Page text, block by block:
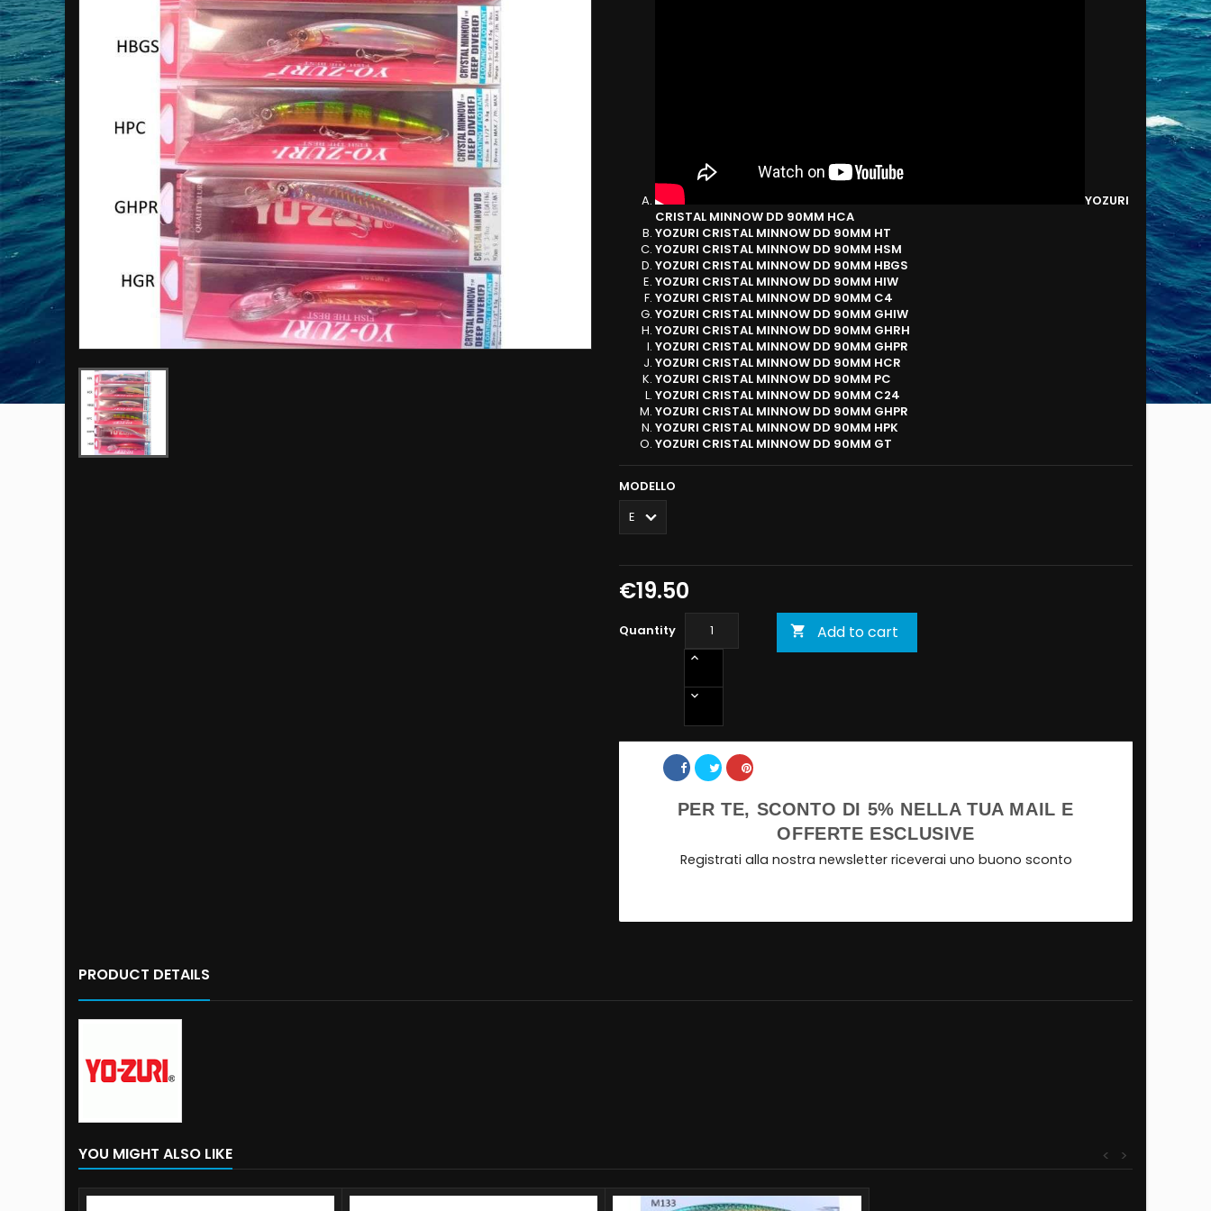
YOZURI
CRISTAL MINNOW DD 90MM HCA
YOZURI CRISTAL MINNOW DD 90MM HT
YOZURI CRISTAL MINNOW DD 90MM HSM
YOZURI CRISTAL MINNOW DD 90MM HBGS
YOZURI CRISTAL MINNOW DD 90MM HIW
YOZURI CRISTAL MINNOW DD 90MM C4
YOZURI CRISTAL MINNOW DD 90MM GHIW
YOZURI CRISTAL MINNOW DD 90MM GHRH
YOZURI CRISTAL MINNOW DD 90MM GHPR
YOZURI CRISTAL MINNOW DD 90MM HCR
YOZURI CRISTAL MINNOW DD 90MM PC
YOZURI CRISTAL MINNOW DD 90MM C24
YOZURI CRISTAL MINNOW DD 90MM GHPR
YOZURI CRISTAL MINNOW DD 90MM HPK
YOZURI CRISTAL MINNOW DD 90MM GT
MODELLO
€19.50
Quantity  Add to cart
PER TE, SCONTO DI 5% NELLA TUA MAIL E
OFFERTE ESCLUSIVE
Registrati alla nostra newsletter riceverai uno buono sconto
PRODUCT DETAILS
YOU MIGHT ALSO LIKE >
<